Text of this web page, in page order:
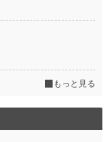
もっと見る